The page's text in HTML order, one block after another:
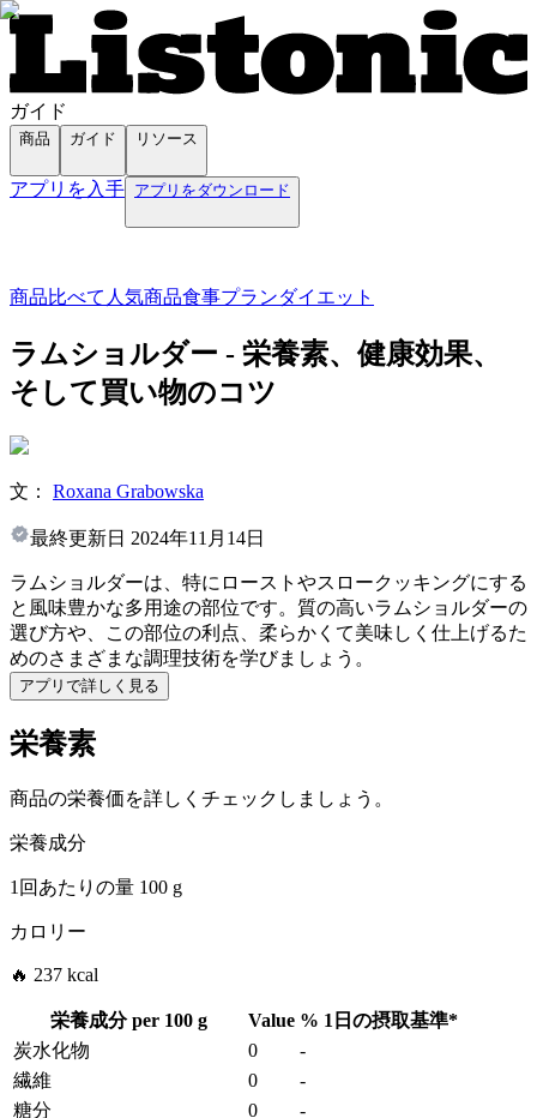
ガイド
商品 ガイド リソース
アプリを入手 アプリをダウンロード
商品比べて 人気商品食事プランダイエット
ラムショルダー - 栄養素、健康効果、
そして買い物のコツ
文： Roxana Grabowska
最終更新日 2024年11月14日
ラムショルダーは、特にローストやスロークッキングにする
と風味豊かな多用途の部位です。質の高いラムショルダーの
選び方や、この部位の利点、柔らかくて美味しく仕上げるた
めのさまざまな調理技術を学びましょう。
アプリで詳しく見る
栄養素
商品の栄養価を詳しくチェックしましょう。
栄養成分
1回あたりの量 100 g
カロリー
🔥 237 kcal
栄養成分 per 100 g Value % 1日の摂取基準*
炭水化物
0
-
繊維
0
-
糖分
0
-